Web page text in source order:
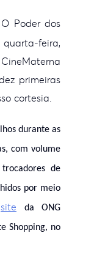
Poder dos
feira,
primeiras
cortesia.
durante as
com volume
de
por meio
site da ONG
Shopping, no